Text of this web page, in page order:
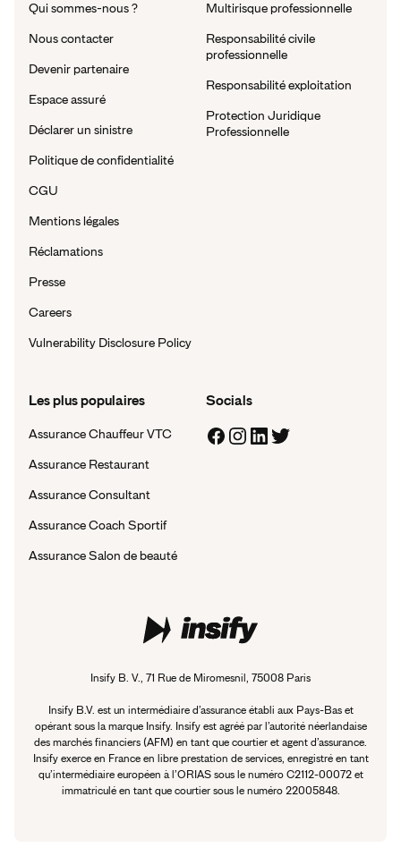
Qui sommes-nous ?
Nous contacter
Devenir partenaire
Espace assuré
Déclarer un sinistre
Politique de confidentialité
CGU
Mentions légales
Réclamations
Presse
Careers
Vulnerability Disclosure Policy
Multirisque professionnelle
Responsabilité civile
professionnelle
Responsabilité exploitation
Protection Juridique
Professionnelle
Les plus populaires
Assurance Chauffeur VTC
Assurance Restaurant
Assurance Consultant
Assurance Coach Sportif
Assurance Salon de beauté
Socials
Insify B. V., 71 Rue de Miromesnil, 75008 Paris
Insify B.V. est un intermédiaire d’assurance établi aux Pays-Bas et
opérant sous la marque Insify. Insify est agréé par l’autorité néerlandaise
des marchés financiers (AFM) en tant que courtier et agent d’assurance.
Insify exerce en France en libre prestation de services, enregistré en tant
qu’intermédiaire européen à l’ORIAS sous le numéro C2112-00072 et
immatriculé en tant que courtier sous le numéro 22005848.